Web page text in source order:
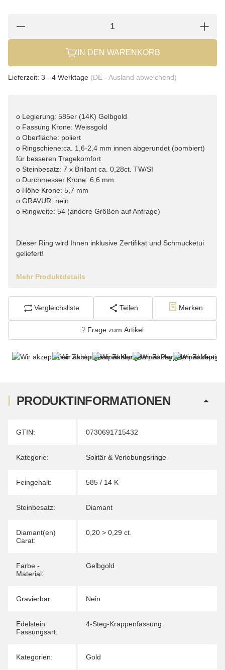
IN DEN WARENKORB
Lieferzeit: 3 - 4 Werktage (DE - Ausland abweichend)
o Legierung: 585er (14K) Gelbgold
o Fassung Krone: Weissgold
o Oberfläche: poliert
o Ringschiene:ca. 1,6-2,4 mm innen abgerundet (bombiert)
für besseren Tragekomfort
o Steinbesatz: 7 x Brillant ca. 0,28ct. TW/SI
o Durchmesser Krone: 6,6 mm
o Höhe Krone: 5,7 mm
o GRAVUR: nein
o Ringweite: 54 (andere Größen auf Anfrage)
Dieser Ring wird Ihnen inklusive Zertifikat und Schmucketui
geliefert!
Mehr Produktdetails
Vergleichsliste Teilen Merken
Frage zum Artikel
PRODUKTINFORMATIONEN
Produkteigenschaft
Wert
GTIN: 0730691715432
Kategorie: Solitär & Verlobungsringe
Feingehalt: 585 / 14 K
Steinbesatz: Diamant
Diamant(en)
Carat:
0,20 > 0,29 ct.
Farbe -
Material:
Gelbgold
Gravierbar: Nein
Edelstein
Fassungsart:
4-Steg-Krappenfassung
Kategorien: Gold